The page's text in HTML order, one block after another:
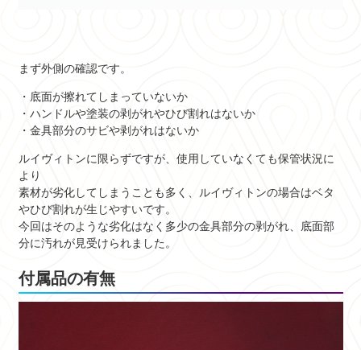
まず外側の確認です。
・底面が擦れてしまっていないか
・ハンドルや塗装の剥がれやひび割れはないか
・金具部分のサビや剥がれはないか
ルイヴィトンに限らずですが、使用していなくても保管状況に
より
素材が劣化してしまうことも多く、ルイヴィトンの場合はベタ
やひび割れが生じやすいです。
今回はそのような劣化はなく多少の金具部分の剥がれ、底面部
分に汚れが見受けられました。
付属品の有無